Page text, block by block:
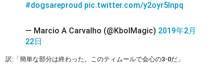
#dogsareproud pic.twitter.com/y2oyr5Inpq
— Marcio A Carvalho (@KbolMagic) 2019年2月
22日
訳:「簡単な部分は終わった。このティムールで会心の3-0だ」